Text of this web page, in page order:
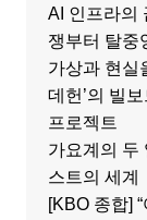
AI 인프라의
쟁부터 탈중
가상과 현실
데헌’의 빌
프로젝트
가요계의 두
스트의 세계
[KBO 종합]